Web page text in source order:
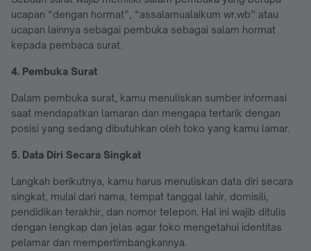
ucapan “dengan hormat”, “assalamualaikum wr.wb” atau
ucapan lainnya sebagai pembuka sebagai salam hormat
kepada pembaca surat.
4. Pembuka Surat
Dalam pembuka surat, kamu menuliskan sumber informasi
saat mendapatkan lamaran dan mengapa tertarik dengan
posisi yang sedang dibutuhkan oleh toko yang kamu lamar.
5. Data Diri Secara Singkat
Langkah berikutnya, kamu harus menuliskan data diri secara
singkat, mulai dari nama, tempat tanggal lahir, domisili,
pendidikan terakhir, dan nomor telepon. Hal ini wajib ditulis
dengan lengkap dan jelas agar toko mengetahui identitas
pelamar dan mempertimbangkannya.